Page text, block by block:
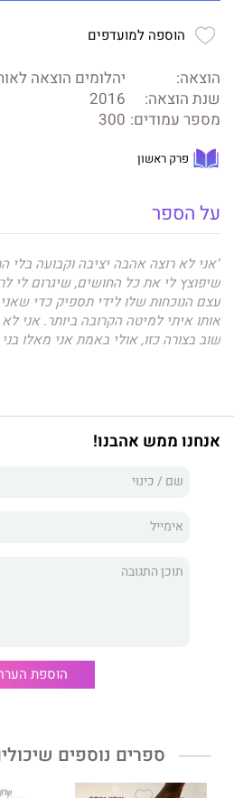
הוספה למועדפים
הוצאה:
יהלומים הוצאה
שנת הוצאה:
2016
מספר עמודים: 300
פרק ראשון
על הספר
“אני לא רוצה אהבה יציבה וקבועה בלי
שיפוצץ לי את כל החושים, שיגרום לי
עצם הנוכחות שלו לידי תספיק כדי
אותו איתי למיטה הקרובה ביותר. אני
שוב בצורה כזו, אולי באמת אני מאלו
יודעת שאני לא רוצה להתפשר על
היאכטה ״מאיה״ במרינה של אילת,
בשבילה אהבה ראשונה ובלתי נשכחת
תכניותיה לעתיד תמורת עתיד משותף
כשהקיץ נגמר והפרידה בלתי נמנעת,
ללימודים ומנסה להתגבר על כאבי הלב
מתערב שוב ושוב, חוזר ומפגיש אותם
שיגיע הזמן הנכון, והמקום הנכון.
אנחנו ממש אהבנו!
הוספת
ספרים נוספים